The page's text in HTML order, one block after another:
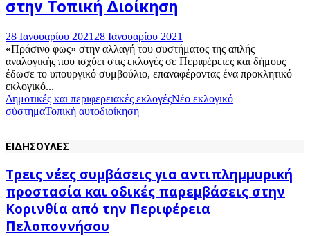
στην Τοπική Διοίκηση
28 Ιανουαρίου 2021 28 Ιανουαρίου 2021
«Πράσινο φως» στην αλλαγή του συστήματος της απλής
αναλογικής που ισχύει στις εκλογές σε Περιφέρειες και δήμους
έδωσε το υπουργικό συμβούλιο, επαναφέροντας ένα προκλητικό
εκλογικό...
Δημοτικές και περιφερειακές εκλογέςΝέο εκλογικό
σύστημαΤοπική αυτοδιοίκηση
ΕΙΔΗΣΟΥΛΕΣ
Τρεις νέες συμβάσεις για αντιπλημμυρική
προστασία και οδικές παρεμβάσεις στην
Κορινθία από την Περιφέρεια
Πελοποννήσου